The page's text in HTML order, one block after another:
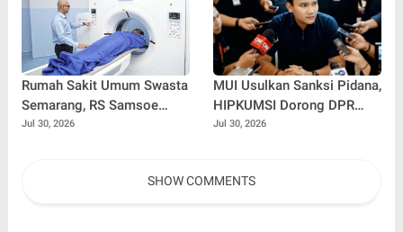
Main Hakim Sendiri
Rumah Sakit Umum Swasta
Semarang, RS Samsoe
Hidajat Perluas Layanan
Jul 30, 2026
MUI Usulkan Sanksi Pidana,
HIPKUMSI Dorong DPR
Segera Bertindak
Jul 30, 2026
SHOW COMMENTS